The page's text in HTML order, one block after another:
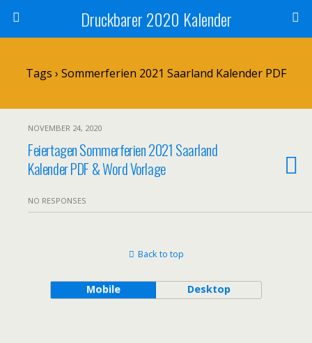
Druckbarer 2020 Kalender
Tags › Sommerferien 2021 Saarland Kalender PDF
NOVEMBER 24, 2020
Feiertagen Sommerferien 2021 Saarland
Kalender PDF & Word Vorlage
NO RESPONSES
Back to top
Mobile Desktop